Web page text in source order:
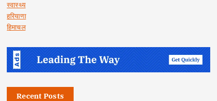
स्वास्थ्य
हरियाणा
हिमाचल
Recent Posts